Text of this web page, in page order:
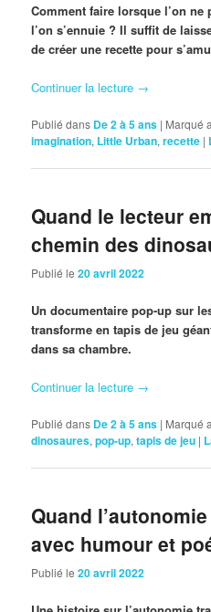
Comment faire lorsque l’on
l’on s’ennuie ? Il suffit de
de créer une recette pour
Continuer la lecture →
Publié dans De 2 à 5 ans | Marqué
imagination, Little Urban,recette |
Quand le lecteur
chemin des
Publié le20 avril 2022
Un documentaire pop-up sur
transforme en tapis de jeu
dans sa chambre.
Continuer la lecture →
Publié dans De 2 à 5 ans | Marqué
dinosaures,pop-up,tapis de jeu |
Quand
avec humour et
Publié le20 avril 2022